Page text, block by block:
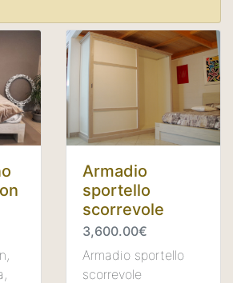
Armadio
sportello
scorrevole
3,600.00€
Armadio sportello
scorrevole